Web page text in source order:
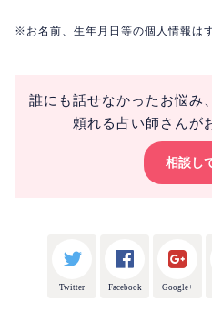
※お名前、生年月日等の個人情報は
誰にも話せなかったお悩み
頼れる占い師さんが
相談し
Twitter Facebook Google+